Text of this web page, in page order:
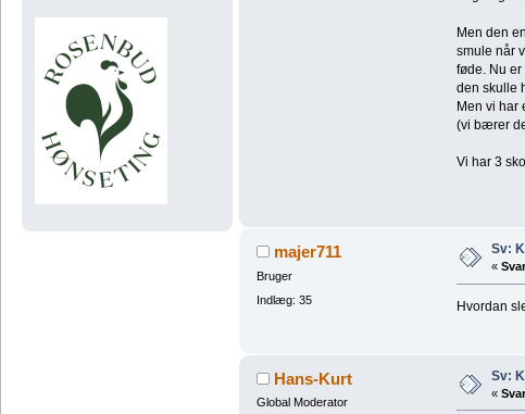
Men den
smule når
føde. Nu
den skulle
Men vi har
(vi bærer
Vi har 3
majer711
Bruger
Indlæg: 35
Sv:
«
Hvordan
Hans-Kurt
Global Moderator
Sv:
«